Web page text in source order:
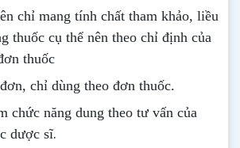
chỉ mang tính chất tham khảo, liều
thuốc cụ thể nên theo chỉ định của
thuốc
chỉ dùng theo đơn thuốc.
chức năng dung theo tư vấn của
dược sĩ.